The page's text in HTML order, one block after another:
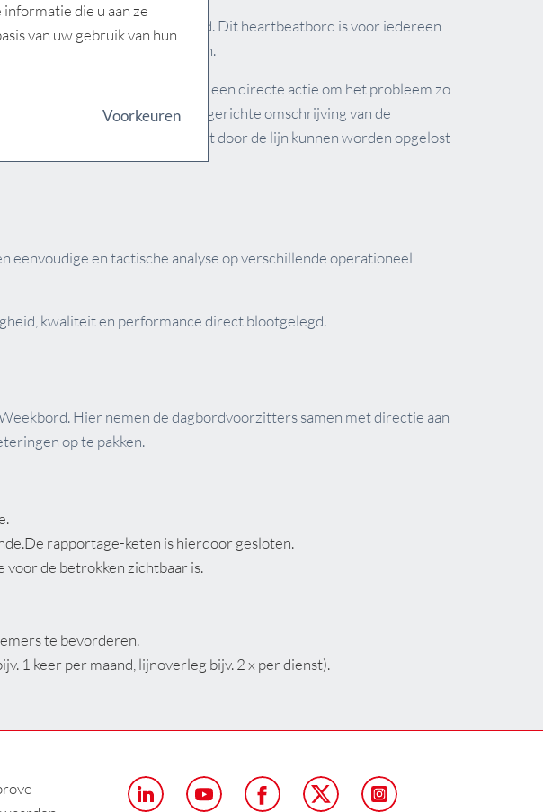
met een heartbeatbord. Dit heartbeatbord is voor iedereen
heartbeat borden opgehangen.
verantwoordelijke voor de lijn een directe actie om het probleem zo
andere afdelingen. Door een gerichte omschrijving van de
aangepakt. Problemen die niet door de lijn kunnen worden opgelost
en tactische analyse op verschillende operationeel
kwaliteit en performance direct blootgelegd.
Hier nemen de dagbordvoorzitters samen met directie aan
op te pakken.
rapportage-keten is hierdoor gesloten.
de betrokken zichtbaar is.
te bevorderen.
1 keer per maand, lijnoverleg bijv. 2 x per dienst).
die u aan ze
van uw gebruik van hun
Voorkeuren